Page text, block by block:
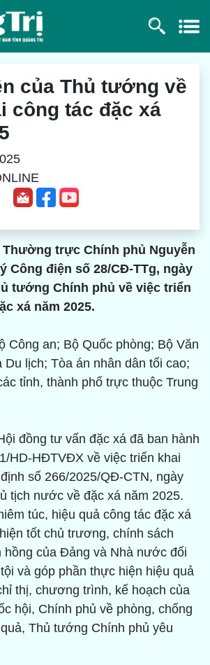
của Thủ tướng về
công tác đặc xá
trực Chính phủ Nguyễn
Công điện số 28/CĐ-TTg, ngày
tướng Chính phủ về việc triển
xá năm 2025.
Công an; Bộ Quốc phòng; Bộ Văn
Du lịch; Tòa án nhân dân tối cao;
tỉnh, thành phố trực thuộc Trung
đồng tư vấn đặc xá đã ban hành
HD-HĐTVĐX về việc triển khai
số 266/2025/QĐ-CTN, ngày
tịch nước về đặc xá năm 2025.
túc, hiệu quả công tác đặc xá
tốt chủ trương, chính sách
hồng của Đảng và Nhà nước đối
và góp phần thực hiện hiệu quả
thị, chương trình, kế hoạch của
hội, Chính phủ về phòng, chống
Thủ tướng Chính phủ yêu